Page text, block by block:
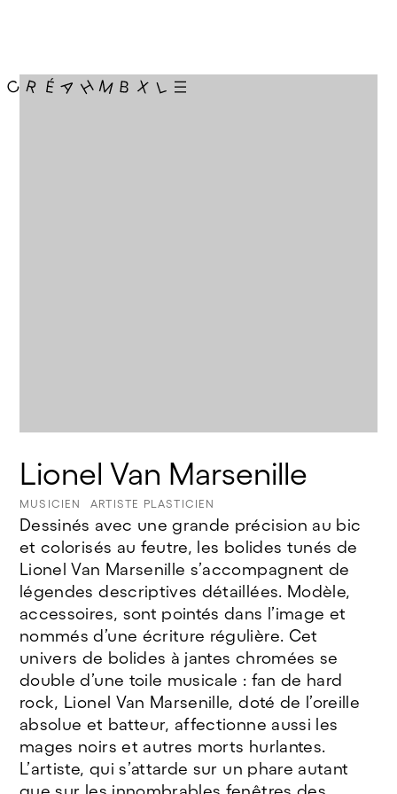
Lionel Van Marsenille
MUSICIEN ARTISTE PLASTICIEN
Dessinés avec une grande précision au bic
et colorisés au feutre, les bolides tunés de
Lionel Van Marsenille s’accompagnent de
légendes descriptives détaillées. Modèle,
accessoires, sont pointés dans l’image et
nommés d’une écriture régulière. Cet
univers de bolides à jantes chromées se
double d’une toile musicale : fan de hard
rock, Lionel Van Marsenille, doté de l’oreille
absolue et batteur, affectionne aussi les
mages noirs et autres morts hurlantes.
L’artiste, qui s’attarde sur un phare autant